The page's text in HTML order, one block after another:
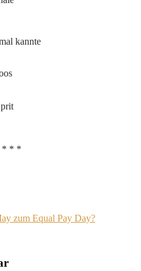
kannte
* * *
zum Equal Pay Day?